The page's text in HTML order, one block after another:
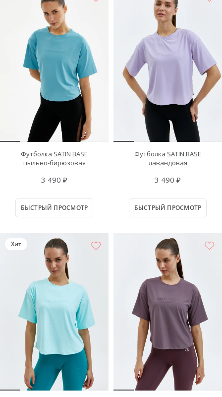
Футболка SATIN BASE
пыльно-бирюзовая
3 490 ₽
БЫСТРЫЙ ПРОСМОТР
Футболка SATIN BASE
лавандовая
3 490 ₽
БЫСТРЫЙ ПРОСМОТР
Хит